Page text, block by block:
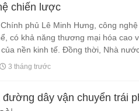
chiến lược
phủ Lê Minh Hưng, công
có khả năng thương mại hóa cao
nền kinh tế. Đồng thời, Nhà
đầu tiên” đối với các sản phẩm
3 tháng trước
đường dây vận chuyển trái